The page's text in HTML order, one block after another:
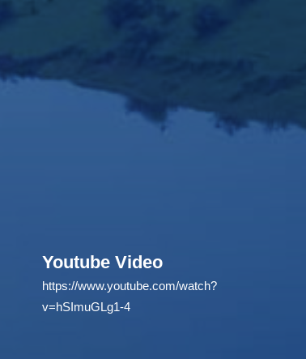
Youtube Video
https://www.youtube.com/watch?
v=hSImuGLg1-4